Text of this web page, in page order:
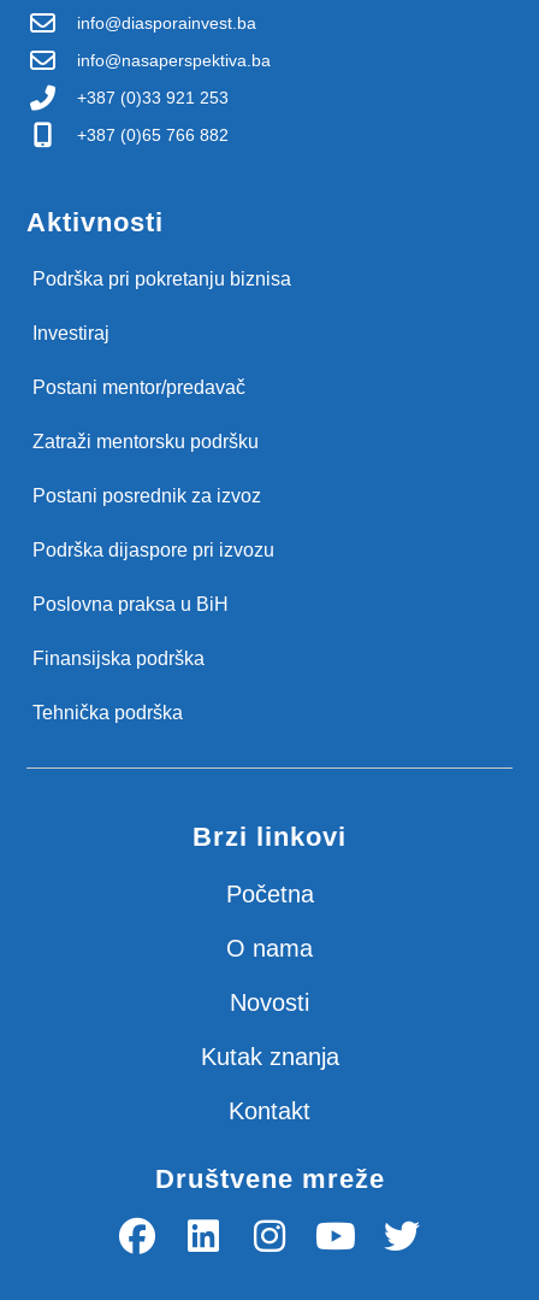
info@diasporainvest.ba
info@nasaperspektiva.ba
+387 (0)33 921 253
+387 (0)65 766 882
Aktivnosti
Podrška pri pokretanju biznisa
Investiraj
Postani mentor/predavač
Zatraži mentorsku podršku
Postani posrednik za izvoz
Podrška dijaspore pri izvozu
Poslovna praksa u BiH
Finansijska podrška
Tehnička podrška
Brzi linkovi
Početna
O nama
Novosti
Kutak znanja
Kontakt
Društvene mreže